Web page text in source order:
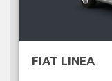
FIAT LINEA